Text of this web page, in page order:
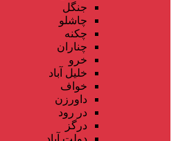
جنگل
چاشلو
چکنه
چناران
خرو
خلیل آباد
خواف
داورزن
در رود
درگز
دولت آباد